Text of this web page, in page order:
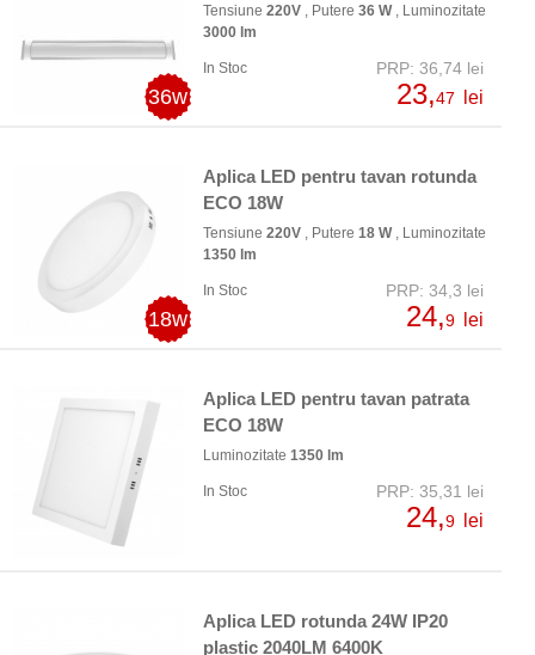
36w
Tensiune 220V , Putere 36 W, Luminozitate
3000 lm
In Stoc PRP: 36,74 lei
23,47 lei
18w
Aplica LED pentru tavan rotunda
ECO 18W
Tensiune 220V , Putere 18 W, Luminozitate
1350 lm
In Stoc PRP: 34,3 lei
24,9 lei
Aplica LED pentru tavan patrata
ECO 18W
Luminozitate 1350 lm
In Stoc PRP: 35,31 lei
24,9 lei
Aplica LED rotunda 24W IP20
plastic 2040LM 6400K